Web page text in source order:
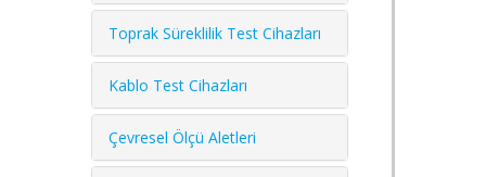
Toprak Süreklilik Test Cihazları
Kablo Test Cihazları
Çevresel Ölçü Aletleri